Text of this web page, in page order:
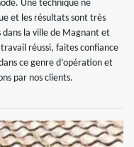
Une technique ne
et les résultats sont très
dans la ville de Magnant et
réussi, faites confiance
ce genre d’opération et
par nos clients.